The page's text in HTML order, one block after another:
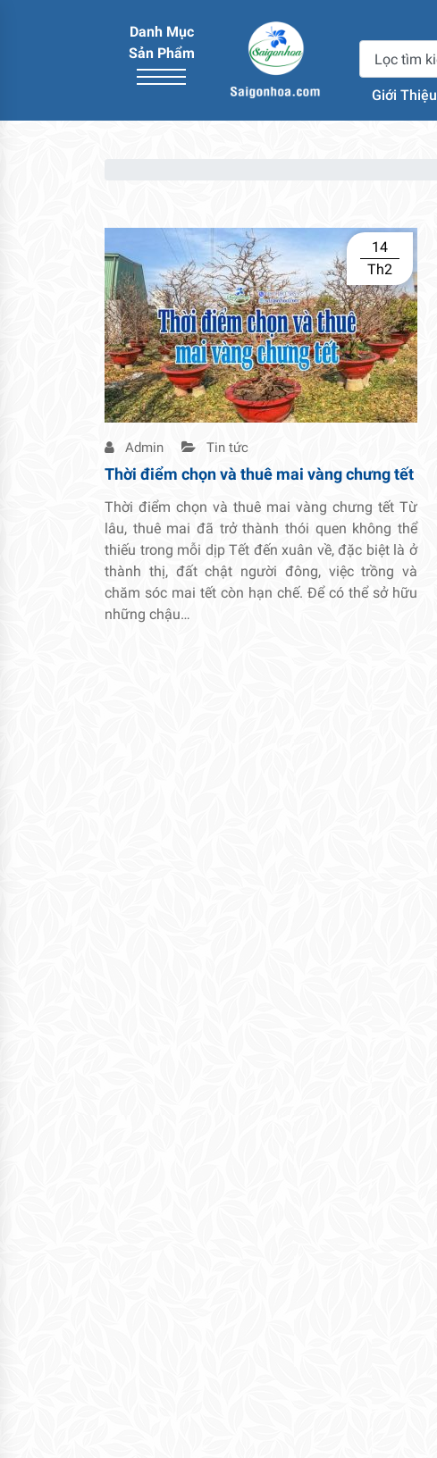
Danh Mục
Sản Phẩm
Giới Thiệu
14
Th2
Admin Tin tức
Thời điểm chọn và thuê mai vàng chưng tết
Thời điểm chọn và thuê mai vàng chưng tết Từ
lâu, thuê mai đã trở thành thói quen không thể
thiếu trong mỗi dịp Tết đến xuân về, đặc biệt là ở
thành thị, đất chật người đông, việc trồng và
chăm sóc mai tết còn hạn chế. Để có thể sở hữu
những chậu…